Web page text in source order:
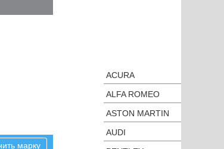
марку
ACURA
ALFA ROMEO
ASTON MARTIN
AUDI